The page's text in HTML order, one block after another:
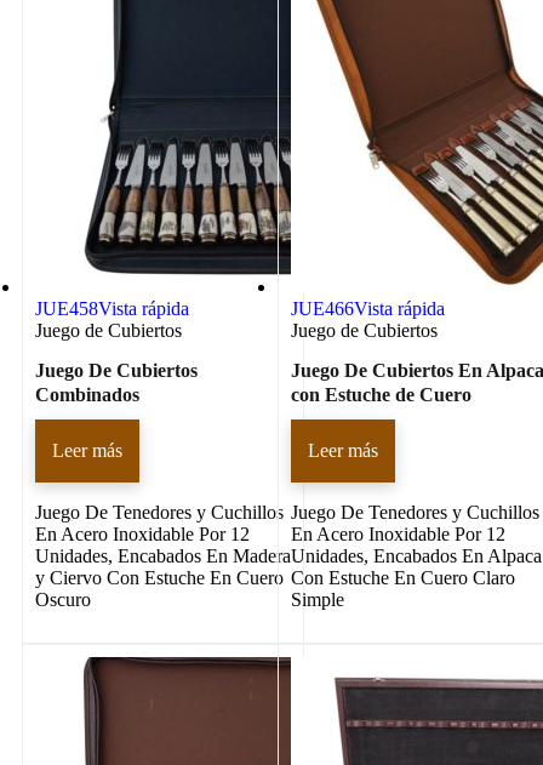
JUE458Vista rápida
Juego de Cubiertos
Juego De Cubiertos
Combinados
Leer más
Juego De Tenedores y Cuchillos
En Acero Inoxidable Por 12
Unidades, Encabados En Madera
y Ciervo Con Estuche En Cuero
Oscuro
JUE466Vista rápida
Juego de Cubiertos
Juego De Cubiertos En Alpaca
con Estuche de Cuero
Leer más
Juego De Tenedores y Cuchillos
En Acero Inoxidable Por 12
Unidades, Encabados En Alpaca
Con Estuche En Cuero Claro
Simple